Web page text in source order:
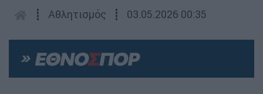
┋ Αθλητισμός ┋ 03.05.2026 00:35